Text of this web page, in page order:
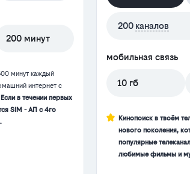
200 минут
минут каждый
интернет с
Если в течении первых
SIM - АП с 4го
200 каналов
мобильная связь
10 гб
Кинопоиск в твоём
нового поколения,
популярные
любимые фильмы и